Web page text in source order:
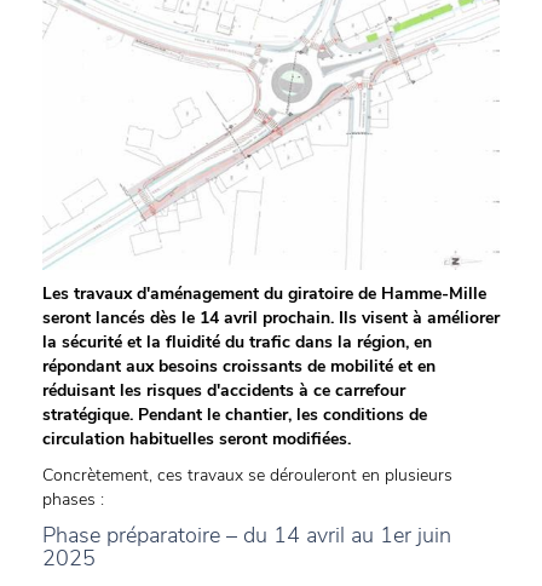
Les travaux d'aménagement du giratoire de Hamme-Mille
seront lancés dès le 14 avril prochain. Ils visent à améliorer
la sécurité et la fluidité du trafic dans la région, en
répondant aux besoins croissants de mobilité et en
réduisant les risques d'accidents à ce carrefour
stratégique. Pendant le chantier, les conditions de
circulation habituelles seront modifiées.
Concrètement, ces travaux se dérouleront en plusieurs
phases :
Phase préparatoire – du 14 avril au 1er juin
2025